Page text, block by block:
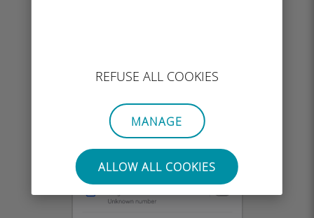
REFUSE ALL COOKIES
MANAGE
ALLOW ALL COOKIES